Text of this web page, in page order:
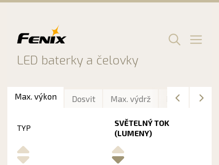
LED baterky a čelovky
Menu
Max. výkon Dosvit Max. výdrž Délka
TYP
SVĚTELNÝ TOK
(LUMENY)